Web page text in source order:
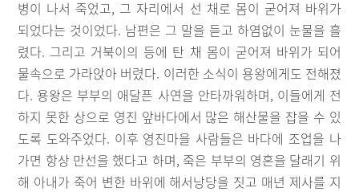
병이 나서 죽었고, 그 자리에서 선 채로 몸이 굳어져 바위가
되었다는 것이었다. 남편은 그 말을 듣고 하염없이 눈물을 흘
렸다. 그리고 거북이의 등에 탄 채 몸이 굳어져 바위가 되어
물속으로 가라앉아 버렸다. 이러한 소식이 용왕에게도 전해졌
다. 용왕은 부부의 애달픈 사연을 안타까워하며, 이들에게 전
하지 못한 상으로 영진 앞바다에서 많은 해산물을 잡을 수 있
도록 도와주었다. 이후 영진마을 사람들은 바다에 조업을 나
가면 항상 만선을 했다고 하며, 죽은 부부의 영혼을 달래기 위
해 아내가 죽어 변한 바위에 해서낭당을 짓고 매년 제사를 지